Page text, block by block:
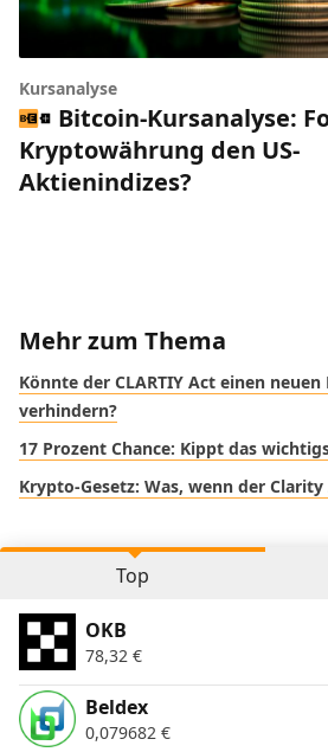
Kursanalyse
Bitcoin-Kursanalyse:
Kryptowährung den US-
Aktienindizes?
Mehr zum Thema
Könnte der CLARTIY Act einen neuen
verhindern?
17 Prozent Chance: Kippt das
Krypto-Gesetz: Was, wenn der
Top
OKB
78,32 €
Beldex
0,079682 €